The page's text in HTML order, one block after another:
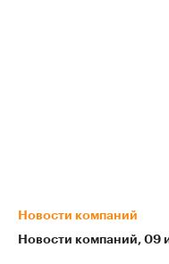
Новости компаний
Новости компаний⁠, 09